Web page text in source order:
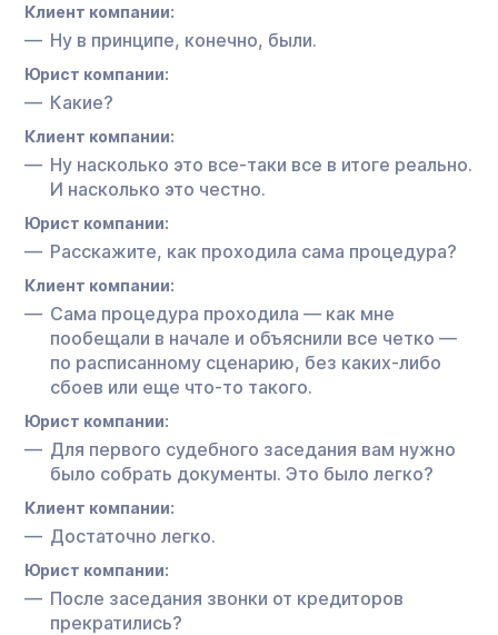
Клиент компании:
Ну в принципе, конечно, были.
Юрист компании:
Какие?
Клиент компании:
Ну насколько это все-таки все в итоге реально.
И насколько это честно.
Юрист компании:
Расскажите, как проходила сама процедура?
Клиент компании:
Сама процедура проходила — как мне
пообещали в начале и объяснили все четко —
по расписанному сценарию, без каких-либо
сбоев или еще что-то такого.
Юрист компании:
Для первого судебного заседания вам нужно
было собрать документы. Это было легко?
Клиент компании:
Достаточно легко.
Юрист компании:
После заседания звонки от кредиторов
прекратились?